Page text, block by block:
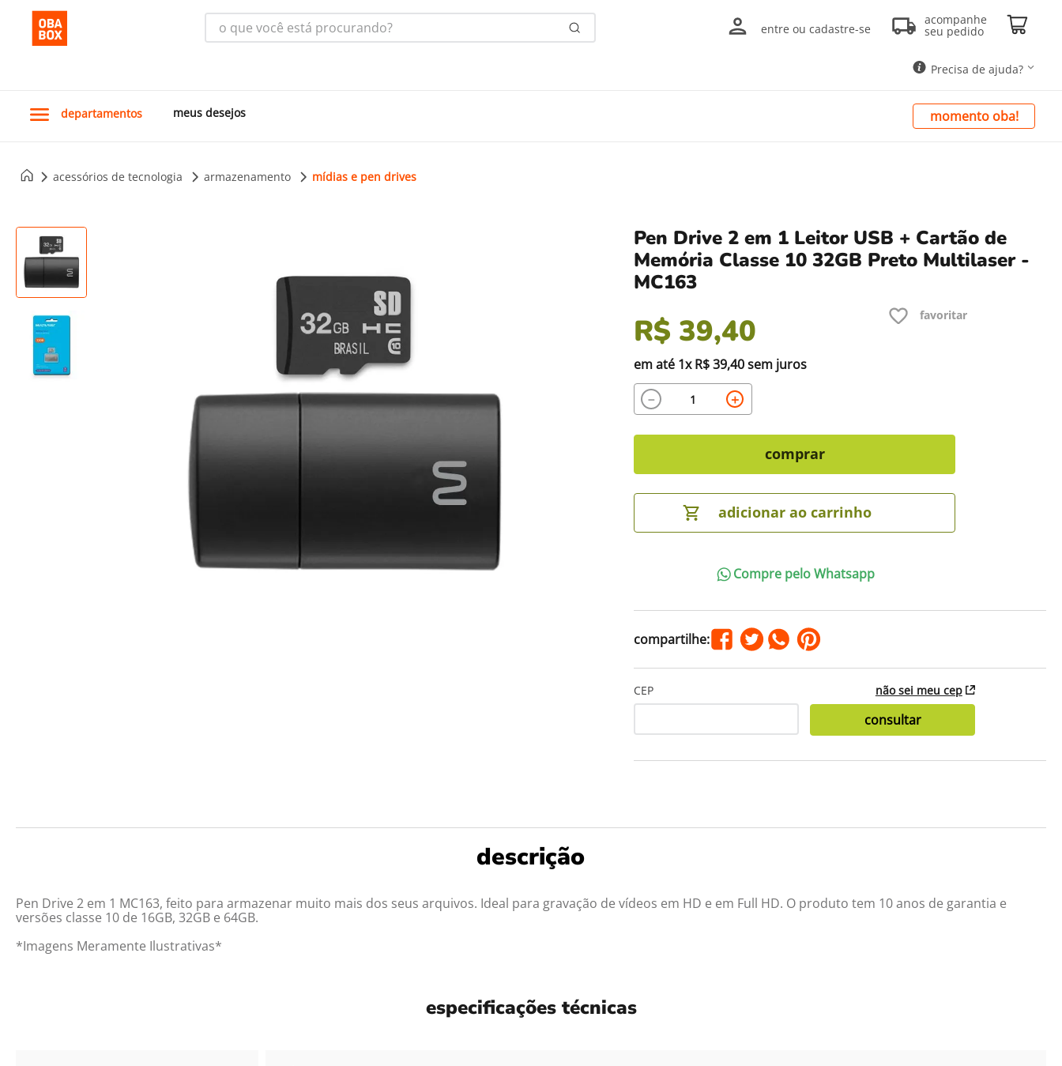
o que você está procurando?
entre ou cadastre-se
acompanhe
seu pedido
Precisa de ajuda?
departamentos meus desejos momento oba!
acessórios de tecnologia armazenamento mídias e pen drives
Pen Drive 2 em 1 Leitor USB + Cartão de
Memória Classe 10 32GB Preto Multilaser -
MC163
R$ 39,40
em até 1xR$39,40sem juros
＋
－
comprar
adicionar ao carrinho
Compre pelo Whatsapp
CEP não sei meu cep
Pen Drive 2 em 1 MC163, feito para armazenar muito mais dos seus arquivos. Ideal para gravação de vídeos em HD e em Full HD. O produto tem 10 anos de garantia e
versões classe 10 de 16GB, 32GB e 64GB.
*Imagens Meramente Ilustrativas*
especificações técnicas